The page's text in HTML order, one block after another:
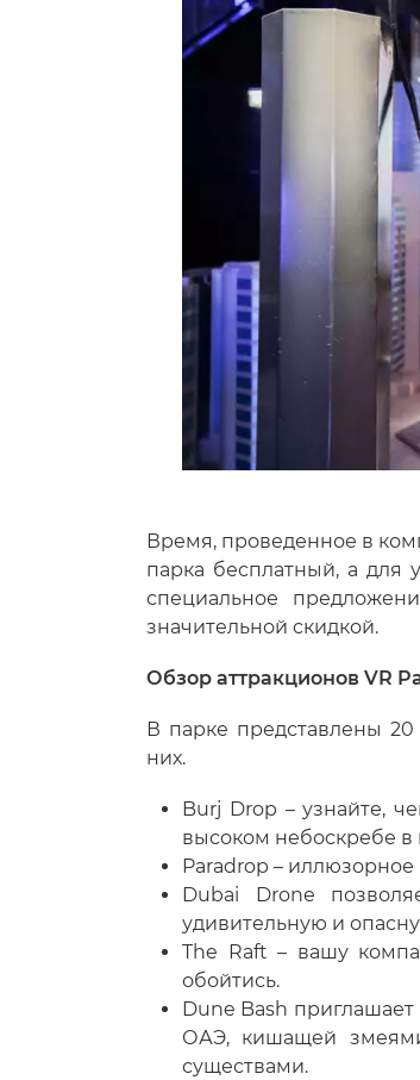
Время, проведенное в
парка бесплатный, а для
специальное
значительной скидкой.
Обзор аттракционов VR
В парке представлены
них.
Burj Drop – узнайте,
высоком небоскребе в
Paradrop –
Dubai Dronе
удивительную и
The Raft – вашу
обойтись.
Dune Bash
ОАЭ, кишащей
существами.